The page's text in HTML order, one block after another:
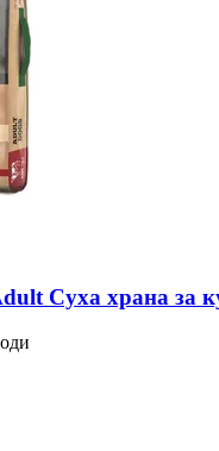
Суха храна за